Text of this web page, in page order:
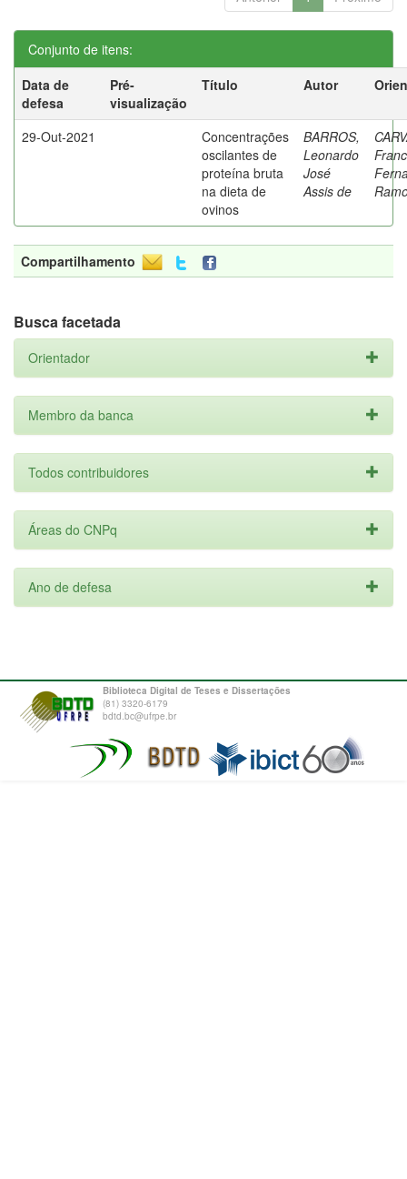
Conjunto de itens:
Data de
defesa
Pré-
visualização
Título Autor
29-Out-2021
Concentrações
oscilantes de
proteína bruta
na dieta de
ovinos
BARROS,
Leonardo
José
Assis de
Compartilhamento
Busca facetada
Orientador
Membro da banca
Todos contribuidores
Áreas do CNPq
Ano de defesa
Biblioteca Digital de Teses e Dissertações
(81) 3320-6179
bdtd.bc@ufrpe.br